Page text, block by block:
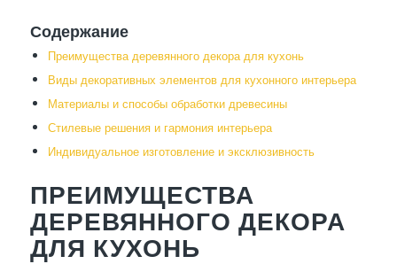
Содержание
Преимущества деревянного декора для кухонь
Виды декоративных элементов для кухонного интерьера
Материалы и способы обработки древесины
Стилевые решения и гармония интерьера
Индивидуальное изготовление и эксклюзивность
ПРЕИМУЩЕСТВА
ДЕРЕВЯННОГО ДЕКОРА
ДЛЯ КУХОНЬ